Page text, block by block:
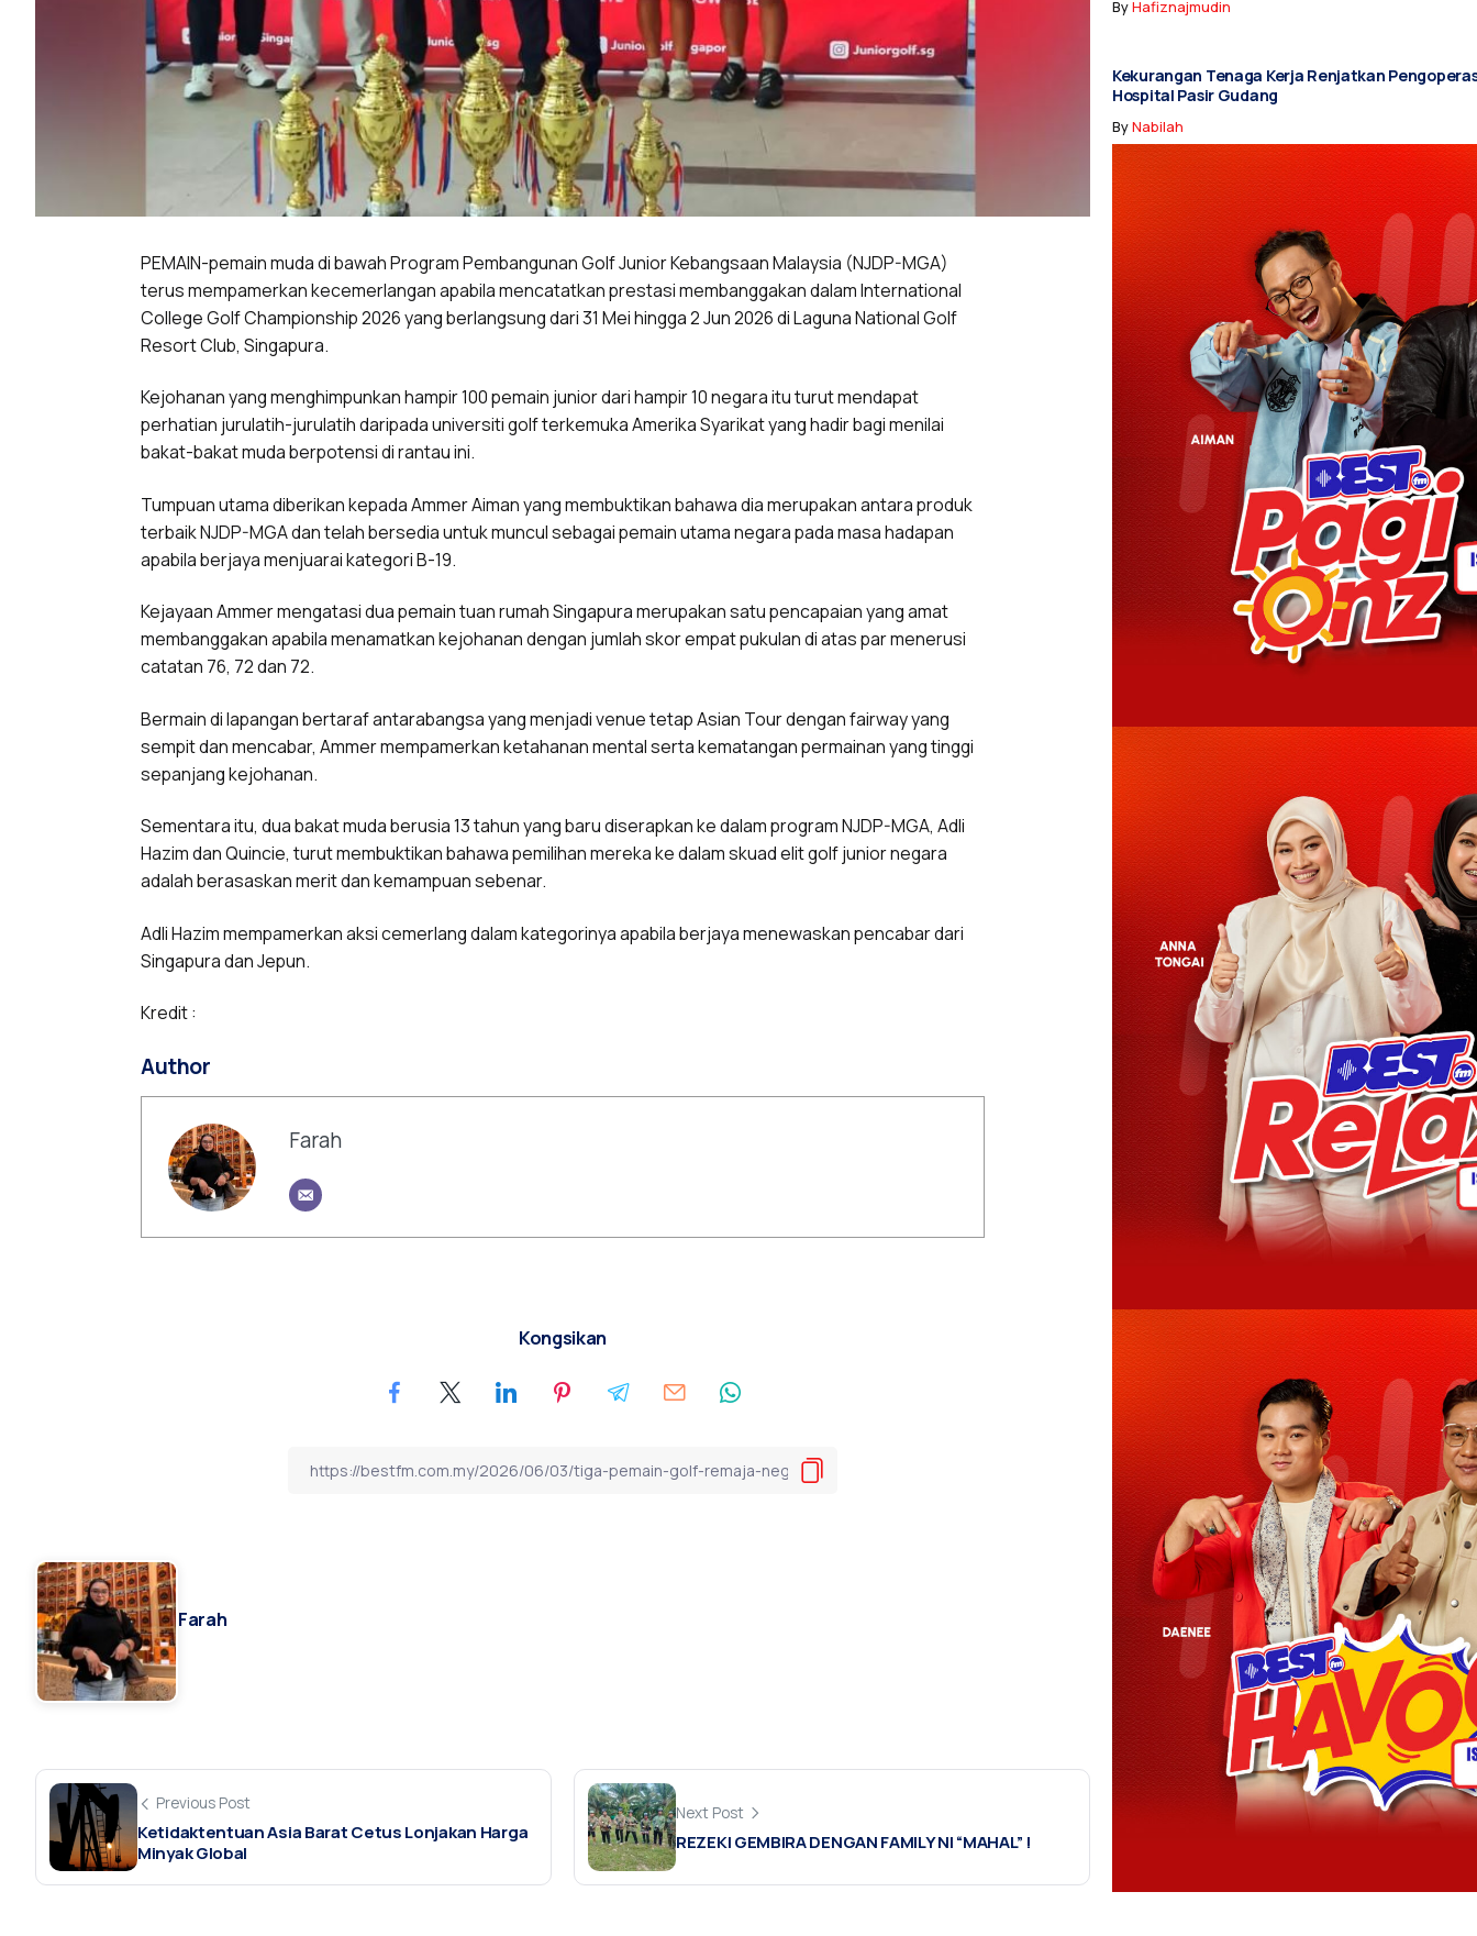
PEMAIN-pemain muda di bawah Program Pembangunan Golf Junior Kebangsaan Malaysia (NJDP-MGA)
terus mempamerkan kecemerlangan apabila mencatatkan prestasi membanggakan dalam International
College Golf Championship 2026 yang berlangsung dari 31 Mei hingga 2 Jun 2026 di Laguna National Golf
Resort Club, Singapura.
Kejohanan yang menghimpunkan hampir 100 pemain junior dari hampir 10 negara itu turut mendapat
perhatian jurulatih-jurulatih daripada universiti golf terkemuka Amerika Syarikat yang hadir bagi menilai
bakat-bakat muda berpotensi di rantau ini.
Tumpuan utama diberikan kepada Ammer Aiman yang membuktikan bahawa dia merupakan antara produk
terbaik NJDP-MGA dan telah bersedia untuk muncul sebagai pemain utama negara pada masa hadapan
apabila berjaya menjuarai kategori B-19.
Kejayaan Ammer mengatasi dua pemain tuan rumah Singapura merupakan satu pencapaian yang amat
membanggakan apabila menamatkan kejohanan dengan jumlah skor empat pukulan di atas par menerusi
catatan 76, 72 dan 72.
Bermain di lapangan bertaraf antarabangsa yang menjadi venue tetap Asian Tour dengan fairway yang
sempit dan mencabar, Ammer mempamerkan ketahanan mental serta kematangan permainan yang tinggi
sepanjang kejohanan.
Sementara itu, dua bakat muda berusia 13 tahun yang baru diserapkan ke dalam program NJDP-MGA, Adli
Hazim dan Quincie, turut membuktikan bahawa pemilihan mereka ke dalam skuad elit golf junior negara
adalah berasaskan merit dan kemampuan sebenar.
Adli Hazim mempamerkan aksi cemerlang dalam kategorinya apabila berjaya menewaskan pencabar dari
Singapura dan Jepun.
Kredit :
Author
Farah
Kongsikan
Farah
Previous Post
Ketidaktentuan Asia Barat Cetus Lonjakan Harga
Minyak Global
Next Post
REZEKI GEMBIRA DENGAN FAMILY NI “MAHAL” !
ByHafiznajmudin
Kekurangan Tenaga Kerja Renjatkan
Hospital Pasir Gudang
ByNabilah